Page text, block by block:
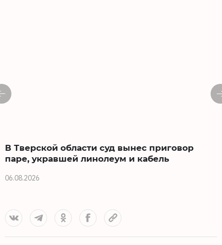
В Тверской области суд вынес приговор
паре, укравшей линолеум и кабель
06.08.2026